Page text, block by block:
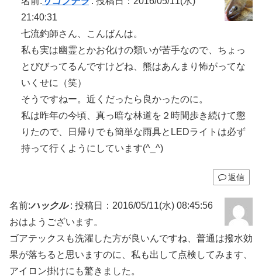
21:40:31
七流釣師さん、こんばんは。
私も実は幽霊とかお化けの類いが苦手なので、ちょっ
とびびってるんですけどね、熊はあんまり怖がってな
いくせに（笑）
そうですねー。近くだったら良かったのに。
私は昨年の今頃、真っ暗な林道を２時間歩き続けて懲
りたので、日帰りでも簡単な雨具とLEDライトは必ず
持って行くようにしています(^_^)
返信
名前:ハックル: 投稿日：2016/05/11(水) 08:45:56
おはようございます。
ゴアテックスも洗濯した方が良いんですね、普通は撥水効
果が落ちると思いますのに、私も出して点検してみます、
アイロン掛けにも驚きました。